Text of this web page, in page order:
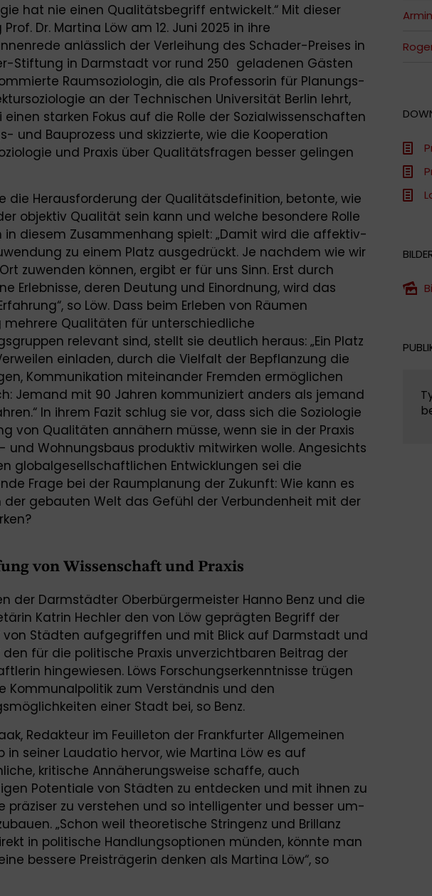
hat nie einen Qualitätsbegriff entwickelt.“ Mit dieser
Dr. Martina Löw am 12. Juni 2025 in ihre
anlässlich der Verleihung des Schader-Preises in
Stiftung in Darmstadt vor rund 250 geladenen Gästen
Raumsoziologin, die als Professorin für Planungs-
an der Technischen Universität Berlin lehrt,
starken Fokus auf die Rolle der Sozialwissenschaften
und Bauprozess und skizzierte, wie die Kooperation
und Praxis über Qualitätsfragen besser gelingen
die Herausforderung der Qualitätsdefinition, betonte, wie
objektiv Qualität sein kann und welche besondere Rolle
in diesem Zusammenhang spielt: „Damit wird die affektiv-
zu einem Platz ausgedrückt. Je nachdem wie wir
zuwenden können, ergibt er für uns Sinn. Erst durch
Erlebnisse, deren Deutung und Einordnung, wird das
so Löw. Dass beim Erleben von Räumen
mehrere Qualitäten für unterschiedliche
relevant sind, stellt sie deutlich heraus: „Ein Platz
einladen, durch die Vielfalt der Bepflanzung die
Kommunikation miteinander Fremden ermöglichen
Jemand mit 90 Jahren kommuniziert anders als jemand
In ihrem Fazit schlug sie vor, dass sich die Soziologie
von Qualitäten annähern müsse, wenn sie in der Praxis
und Wohnungsbaus produktiv mitwirken wolle. Angesichts
globalgesellschaftlichen Entwicklungen sei die
Frage bei der Raumplanung der Zukunft: Wie kann es
der gebauten Welt das Gefühl der Verbundenheit mit der
von Wissenschaft und Praxis
der Darmstädter Oberbürgermeister Hanno Benz und die
Katrin Hechler den von Löw geprägten Begriff der
von Städten aufgegriffen und mit Blick auf Darmstadt und
den für die politische Praxis unverzichtbaren Beitrag der
hingewiesen. Löws Forschungserkenntnisse trügen
Kommunalpolitik zum Verständnis und den
einer Stadt bei, so Benz.
Redakteur im Feuilleton der Frankfurter Allgemeinen
in seiner Laudatio hervor, wie Martina Löw es auf
kritische Annäherungsweise schaffe, auch
Potentiale von Städten zu entdecken und mit ihnen zu
präziser zu verstehen und so intelligenter und besser um-
„Schon weil theoretische Stringenz und Brillanz
in politische Handlungsoptionen münden, könnte man
bessere Preisträgerin denken als Martina Löw“, so